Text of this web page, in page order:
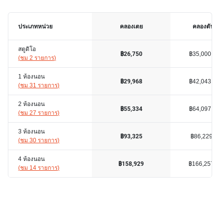
ประเภทหน่วย
สตูดิโอ
(ชม 2 รายการ)
1 ห้องนอน
(ชม 31 รายการ)
2 ห้องนอน
(ชม 27 รายการ)
3 ห้องนอน
(ชม 30 รายการ)
4 ห้องนอน
(ชม 14 รายการ)
คลองเตย
฿26,750
฿29,968
฿55,334
฿93,325
฿158,929
คลองตันเ
฿35,000
฿42,043
฿64,097
฿86,229
฿166,257